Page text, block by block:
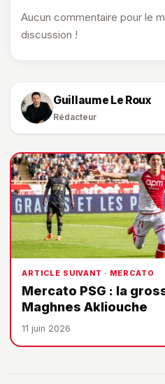
Aucun commentaire pour le
discussion !
Guillaume Le Roux
Rédacteur
ARTICLE SUIVANT · MERCATO
Mercato PSG : la
Maghnes Akliouche
11 juin 2026